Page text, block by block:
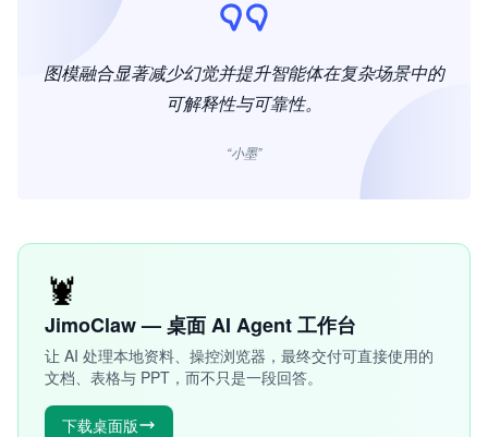
图模融合显著减少幻觉并提升智能体在复杂场景中的
可解释性与可靠性。
“小墨”
🦞
JimoClaw — 桌面 AI Agent 工作台
让 AI 处理本地资料、操控浏览器，最终交付可直接使用的
文档、表格与 PPT，而不只是一段回答。
下载桌面版